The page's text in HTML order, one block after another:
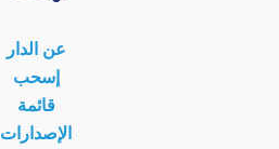
عن الدار
إسحب
قائمة
الإصدارات